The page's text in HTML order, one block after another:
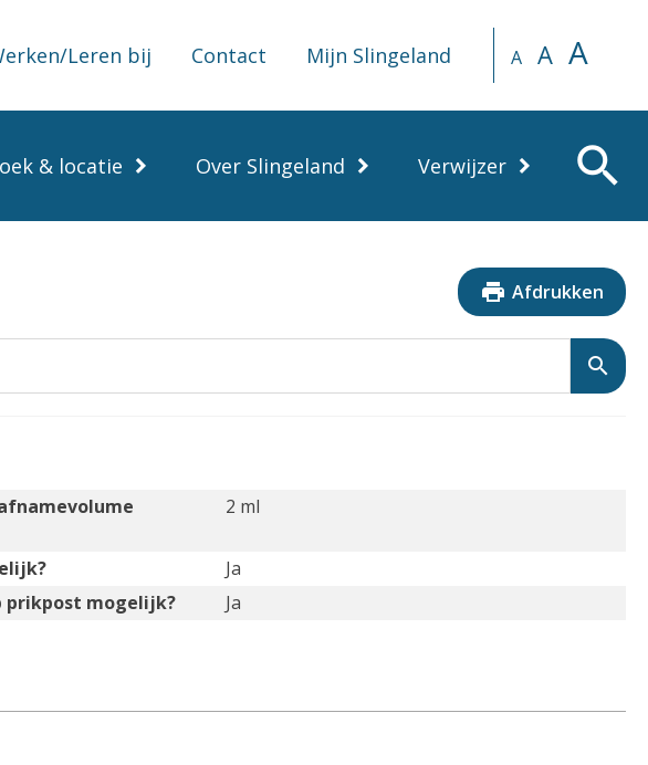
Leren bij Contact Mijn Slingeland A A A
& locatie Over Slingeland Verwijzer search
print Afdrukken
search
2 ml
Ja
mogelijk?
Ja